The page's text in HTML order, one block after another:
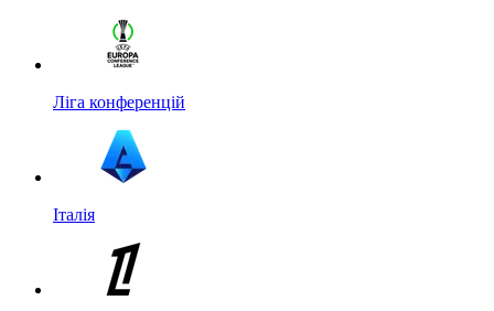
Ліга конференцій
Італія